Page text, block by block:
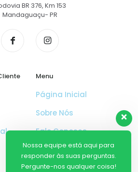
BR 376, Km 153
Mandaguaçu- PR
Menu
Página Inicial
Sobre Nós
Fale Conosco
Solicite um
Orçamento
Nossa equipe está aqui para
responder às suas perguntas.
Pergunte-nos qualquer coisa!